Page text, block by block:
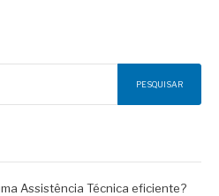
PESQUISAR
Assistência Técnica eficiente?